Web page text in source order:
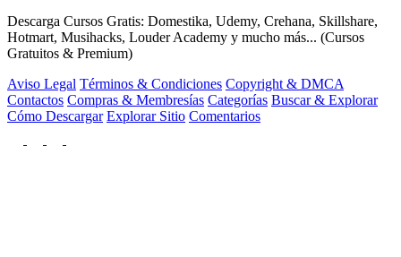
Descarga Cursos Gratis: Domestika, Udemy, Crehana, Skillshare,
Hotmart, Musihacks, Louder Academy y mucho más... (Cursos
Gratuitos & Premium)
Aviso Legal Términos & Condiciones Copyright & DMCA
Contactos Compras & Membresías Categorías Buscar & Explorar
Cómo Descargar Explorar Sitio Comentarios